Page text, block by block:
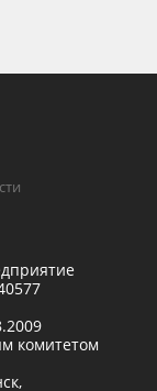
комитетом
,